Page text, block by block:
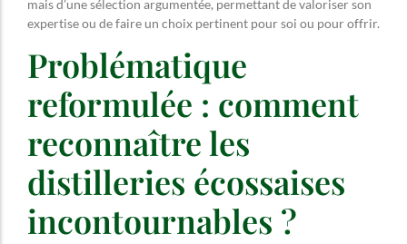
mais d’une sélection argumentée, permettant de valoriser son
expertise ou de faire un choix pertinent pour soi ou pour offrir.
Problématique
reformulée : comment
reconnaître les
distilleries écossaises
incontournables ?